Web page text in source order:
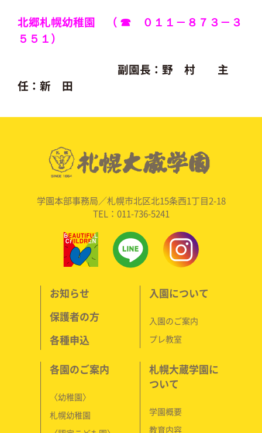
北郷札幌幼稚園 （ ☎ ０１１－８７３－３
５５１）
副園長：野 村 主
任：新 田
学園本部事務局／札幌市北区北15条西1丁目2-18
TEL：011-736-5241
お知らせ
保護者の方
各種申込
各園のご案内
〈幼稚園〉
札幌幼稚園
入園について
入園のご案内
プレ教室
札幌大蔵学園に
ついて
学園概要
教育内容